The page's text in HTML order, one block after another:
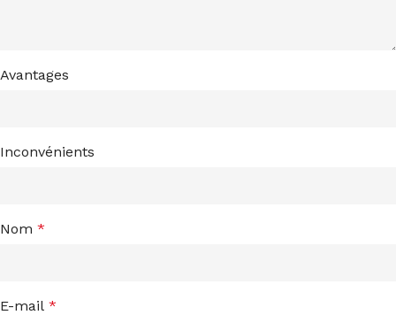
Avantages
Inconvénients
Nom *
E-mail *